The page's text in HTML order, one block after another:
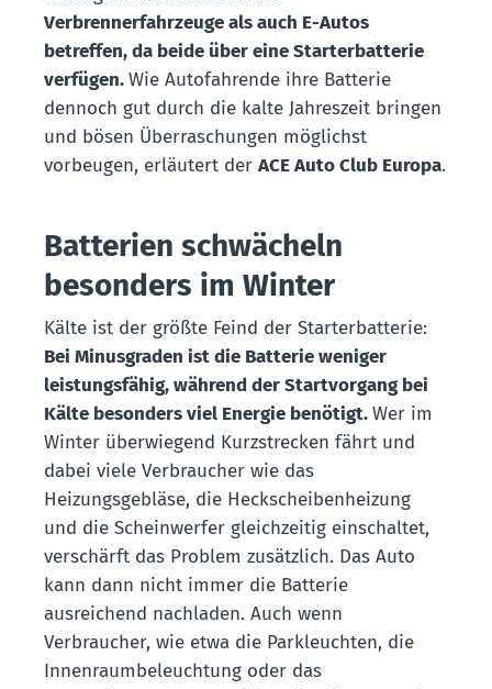
Verbrennerfahrzeuge als auch E-Autos
betreffen, da beide über eine Starterbatterie
verfügen.Wie Autofahrende ihre Batterie
dennoch gut durch die kalte Jahreszeit bringen
und bösen Überraschungen möglichst
vorbeugen, erläutert der ACE Auto Club Europa.
Batterien schwächeln
besonders im Winter
Kälte ist der größte Feind der Starterbatterie:
Bei Minusgraden ist die Batterie weniger
leistungsfähig, während der Startvorgang bei
Kälte besonders viel Energie benötigt.Wer im
Winter überwiegend Kurzstrecken fährt und
dabei viele Verbraucher wie das
Heizungsgebläse, die Heckscheibenheizung
und die Scheinwerfer gleichzeitig einschaltet,
verschärft das Problem zusätzlich. Das Auto
kann dann nicht immer die Batterie
ausreichend nachladen. Auch wenn
Verbraucher, wie etwa die Parkleuchten, die
Innenraumbeleuchtung oder das